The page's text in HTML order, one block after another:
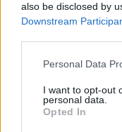
also be disclosed by
Downstream
Personal Data
I want to opt-out
personal data.
Opted In